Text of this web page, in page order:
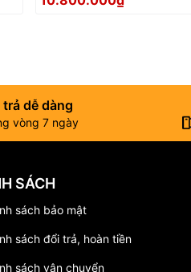
dễ dàng
vòng 7 ngày
SÁCH
sách bảo mật
sách đổi trả, hoàn tiền
sách vận chuyển